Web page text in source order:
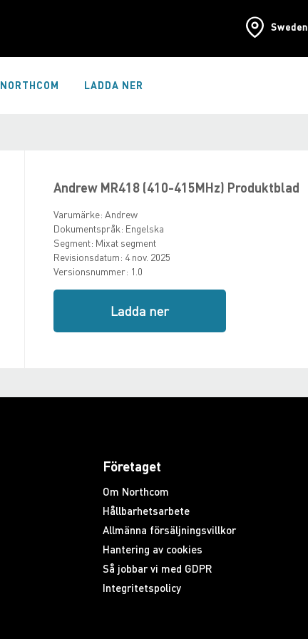
Sweden
NORTHCOM LADDA NER
Andrew MR418 (410-415MHz) Produktblad
Varumärke: Andrew
Dokumentspråk: Engelska
Segment: Mixat segment
Revisionsdatum: 4 nov. 2025
Versionsnummer: 1.0
Ladda ner
Företaget
Om Northcom
Hållbarhetsarbete
Allmänna försäljningsvillkor
Hantering av cookies
Så jobbar vi med GDPR
Integritetspolicy